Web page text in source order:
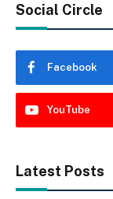
Social Circle
Facebook
YouTube
Latest Posts